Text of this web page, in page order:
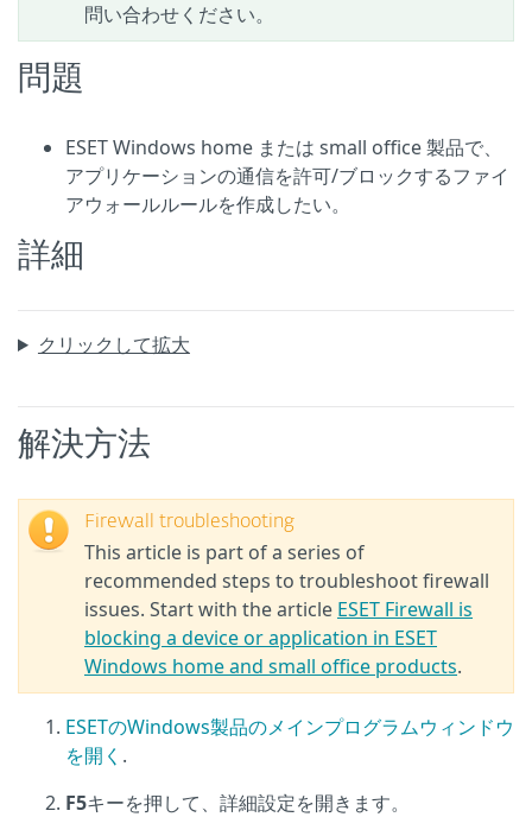
問い合わせください。
問題
ESET Windows home または small office 製品で、
アプリケーションの通信を許可/ブロックするファイ
アウォールルールを作成したい。
詳細
クリックして拡大
解決方法
Firewall troubleshooting
This article is part of a series of
recommended steps to troubleshoot firewall
issues. Start with the article ESET Firewall is
blocking a device or application in ESET
Windows home and small office products.
ESETのWindows製品のメインプログラムウィンドウ
を開く .
F5キーを押して、詳細設定を開きます。